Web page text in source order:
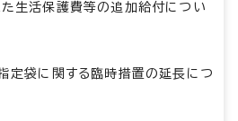
生活保護費等の追加給付につい
定袋に関する臨時措置の延長につ